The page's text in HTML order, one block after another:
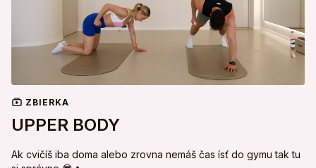
ZBIERKA
UPPER BODY
Ak cvičíš iba doma alebo zrovna nemáš čas ísť do gymu tak tu